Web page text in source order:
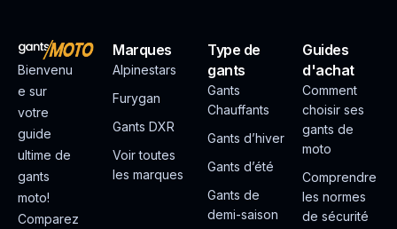
Bienvenu
e sur
votre
guide
ultime de
gants
moto!
Comparez
Marques
Alpinestars
Furygan
Gants DXR
Voir toutes
les marques
Type de
gants
Gants
Chauffants
Gants d’hiver
Gants d’été
Gants de
demi-saison
Guides
d'achat
Comment
choisir ses
gants de
moto
Comprendre
les normes
de sécurité